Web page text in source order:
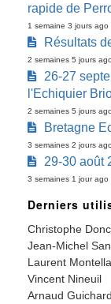
rapide de
1 semaine 3 jours ago
Résultats
2 semaines 5 jours ago
26-27
l'Echiquier
2 semaines 5 jours ago
Bretagne
3 semaines 2 jours ago
29-30 août
3 semaines 1 jour ago
Derniers
Christophe
Jean-Michel
Laurent Montella
Vincent Nineuil
Arnaud Guichard